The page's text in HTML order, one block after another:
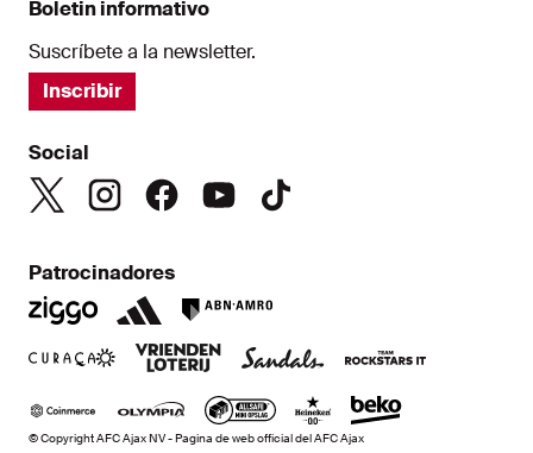
Boletin informativo
Suscríbete a la newsletter.
Inscribir
Social
Patrocinadores
© Copyright AFC Ajax NV - Pagina de web official del AFC Ajax